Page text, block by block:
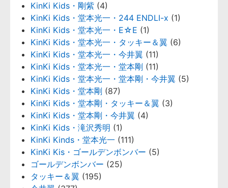
KinKi Kids・剛紫 (4)
KinKi Kids・堂本光一・244 ENDLI-x (1)
KinKi Kids・堂本光一・E☆E (1)
KinKi Kids・堂本光一・タッキー＆翼 (6)
KinKi Kids・堂本光一・今井翼 (11)
KinKi Kids・堂本光一・堂本剛 (11)
KinKi Kids・堂本光一・堂本剛・今井翼 (5)
KinKi Kids・堂本剛 (87)
KinKi Kids・堂本剛・タッキー＆翼 (3)
KinKi Kids・堂本剛・今井翼 (4)
KinKi Kids・滝沢秀明 (1)
KinKi Kinds・堂本光一 (111)
KinKi Kis・ゴールデンボンバー (5)
ゴールデンボンバー (25)
タッキー＆翼 (195)